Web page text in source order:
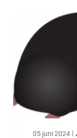
histori...
05 juni 2024